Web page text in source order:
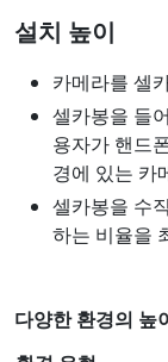
설치 높이
카메라를 셀
셀카봉을 들
용자가 핸드
경에 있는 카
셀카봉을 수
하는 비율을
다양한 환경의 높